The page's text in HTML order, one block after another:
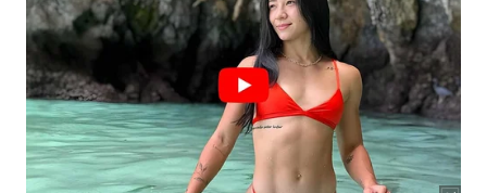
Orações fúnebres detalhadas elaboradas
especificamente para a proteção espiritual no
além.
Registros administrativos detalhados sobre as
atividades diárias do templo em Karnak.